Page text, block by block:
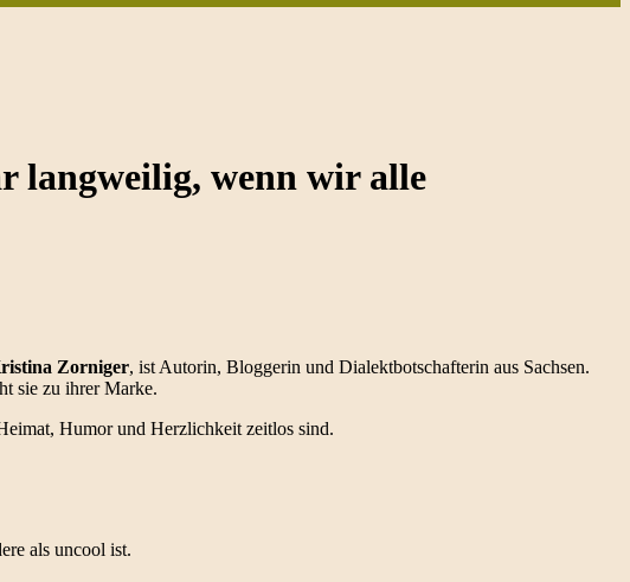
langweilig, wenn wir alle
Zorniger, ist Autorin, Bloggerin und Dialektbotschafterin aus Sachsen.
sie zu ihrer Marke.
Humor und Herzlichkeit zeitlos sind.
als uncool ist.